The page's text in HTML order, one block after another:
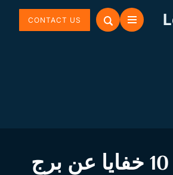
CONTACT US
اكتشف 10 خفايا عن برج